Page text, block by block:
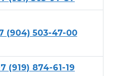
(904) 503-47-00
(919) 874-61-19